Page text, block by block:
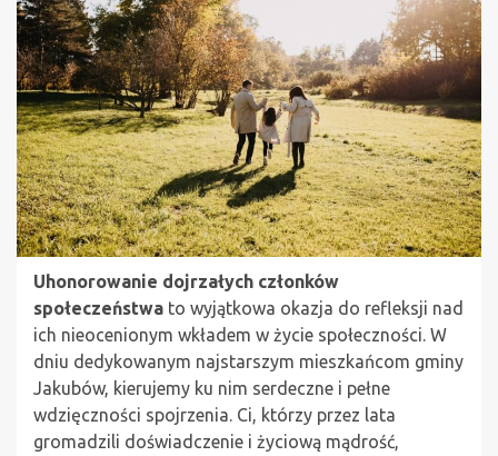
Uhonorowanie dojrzałych członków
społeczeństwa to wyjątkowa okazja do refleksji nad
ich nieocenionym wkładem w życie społeczności. W
dniu dedykowanym najstarszym mieszkańcom gminy
Jakubów, kierujemy ku nim serdeczne i pełne
wdzięczności spojrzenia. Ci, którzy przez lata
gromadzili doświadczenie i życiową mądrość,